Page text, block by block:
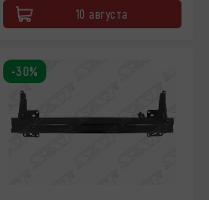
10 августа
-30%